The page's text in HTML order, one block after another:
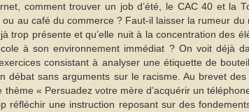
comment trouver un job d’été, le CAC 40 et la
au café du commerce ? Faut-il laisser la rumeur du
trop présente et qu’elle nuit à la concentration des
à son environnement immédiat ? On voit déjà
consistant à analyser une étiquette de
débat sans arguments sur le racisme. Au brevet
« Persuadez votre mère d’acquérir un
réfléchir une instruction reposant sur des